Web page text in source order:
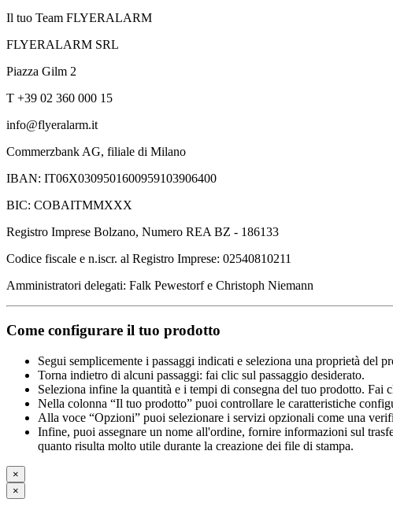
Il tuo Team FLYERALARM
FLYERALARM SRL
Piazza Gilm 2
T +39 02 360 000 15
info@flyeralarm.it
Commerzbank AG, filiale di Milano
IBAN: IT06X0309501600959103906400
BIC: COBAITMMXXX
Registro Imprese Bolzano, Numero REA BZ - 186133
Codice fiscale e n.iscr. al Registro Imprese: 02540810211
Amministratori delegati: Falk Pewestorf e Christoph Niemann
Come configurare il tuo prodotto
Segui semplicemente i passaggi indicati e seleziona una proprietà del
Torna indietro di alcuni passaggi: fai clic sul passaggio desiderato.
Seleziona infine la quantità e i tempi di consegna del tuo prodotto. Fai
Nella colonna “Il tuo prodotto” puoi controllare le caratteristiche
Alla voce “Opzioni” puoi selezionare i servizi opzionali come una
Infine, puoi assegnare un nome all'ordine, fornire informazioni sul
quanto risulta molto utile durante la creazione dei file di stampa.
×
×